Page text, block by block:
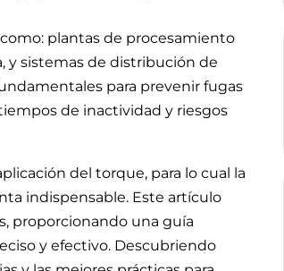
plantas de procesamiento
y sistemas de distribución de
para prevenir fugas
de inactividad y riesgos
del torque, para lo cual la
indispensable. Este artículo
proporcionando una guía
y efectivo. Descubriendo